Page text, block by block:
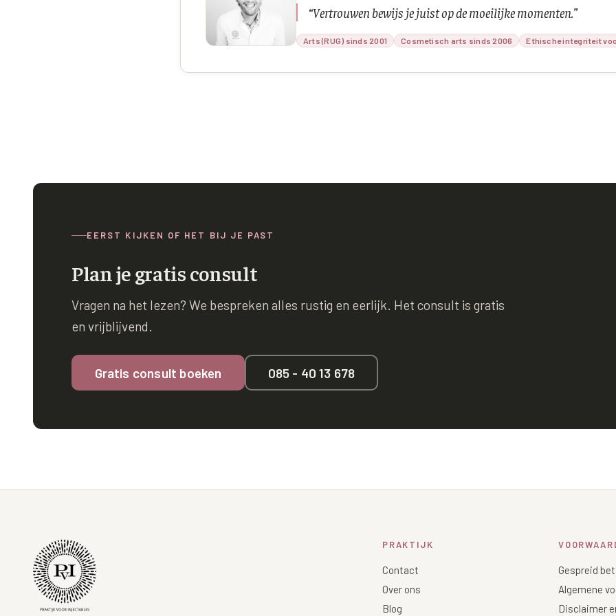
“Vertrouwen bewijs je juist op de moeilijke momenten.”
Arts (RUG) sinds 2001 Cosmetisch arts sinds 2006 Ethische integriteit
EERST KIJKEN OF HET BIJ JE PAST
Plan je gratis consult
Vragen na het lezen? We bespreken alles rustig en eerlijk. Het consult is gratis
en vrijblijvend.
Gratis consult boeken 085 - 40 13 678
PRAKTIJK
Contact
Over ons
Blog
Gespreid
Algemene
Disclaimer